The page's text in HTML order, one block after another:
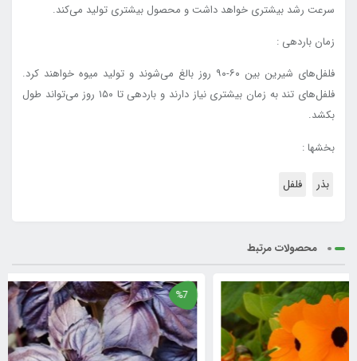
سرعت رشد بیشتری خواهد داشت و محصول بیشتری تولید می‌کند.
زمان باردهی :
فلفل‌های شیرین بین ۶۰-۹۰ روز بالغ می‌شوند و تولید میوه خواهند کرد.
فلفل‌های تند به زمان بیشتری نیاز دارند و باردهی تا ۱۵۰ روز می‌تواند طول
بکشد.
بخشها :
بذر فلفل
محصولات مرتبط
%7
%7